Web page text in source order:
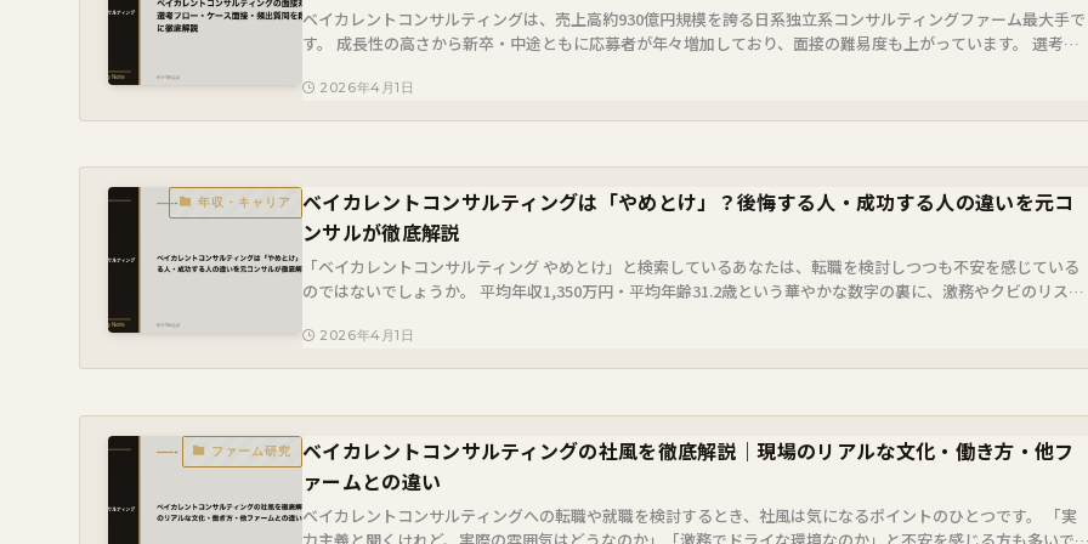
ベイカレントコンサルティングは、売上高約930億円規模を誇る日系独立系コンサルティングファーム最大手で
す。 成長性の高さから新卒・中途ともに応募者が年々増加しており、面接の難易度も上がっています。 選考で
2026年4月1日
年収・キャリア
ベイカレントコンサルティングは「やめとけ」？後悔する人・成功する人の違いを元コ
ンサルが徹底解説
「ベイカレントコンサルティング やめとけ」と検索しているあなたは、転職を検討しつつも不安を感じている
のではないでしょうか。 平均年収1,350万円・平均年齢31.2歳という華やかな数字の裏に、激務やクビのリスク
2026年4月1日
ファーム研究
ベイカレントコンサルティングの社風を徹底解説｜現場のリアルな文化・働き方・他フ
ァームとの違い
ベイカレントコンサルティングへの転職や就職を検討するとき、社風は気になるポイントのひとつです。 「実